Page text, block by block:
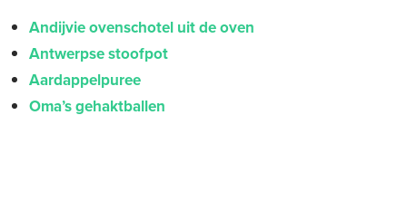
Andijvie ovenschotel uit de oven
Antwerpse stoofpot
Aardappelpuree
Oma’s gehaktballen